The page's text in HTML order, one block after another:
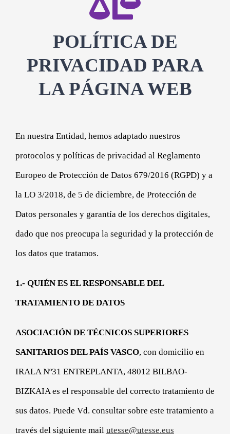
ACCEDER
POLÍTICA DE
PRIVACIDAD PARA
LA PÁGINA WEB
En nuestra Entidad, hemos adaptado nuestros
protocolos y políticas de privacidad al Reglamento
Europeo de Protección de Datos 679/2016 (RGPD) y a
la LO 3/2018, de 5 de diciembre, de Protección de
Datos personales y garantía de los derechos digitales,
dado que nos preocupa la seguridad y la protección de
los datos que tratamos.
1.- QUIÉN ES EL RESPONSABLE DEL
TRATAMIENTO DE DATOS
ASOCIACIÓN DE TÉCNICOS SUPERIORES
SANITARIOS DEL PAÍS VASCO, con domicilio en
IRALA Nº31 ENTREPLANTA, 48012 BILBAO-
BIZKAIA es el responsable del correcto tratamiento de
sus datos. Puede Vd. consultar sobre este tratamiento a
través del siguiente mail utesse@utesse.eus